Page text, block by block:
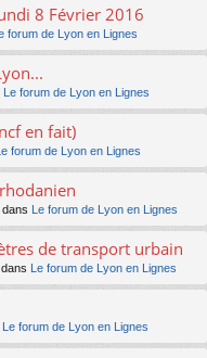
8 Février 2016
forum de Lyon en Lignes
Le forum de Lyon en Lignes
en fait)
Le forum de Lyon en Lignes
Le forum de Lyon en Lignes
de transport urbain
Le forum de Lyon en Lignes
Le forum de Lyon en Lignes